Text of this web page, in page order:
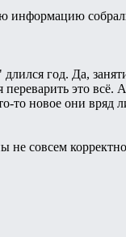
год. Да,
переварить это
то новое они
не совсем